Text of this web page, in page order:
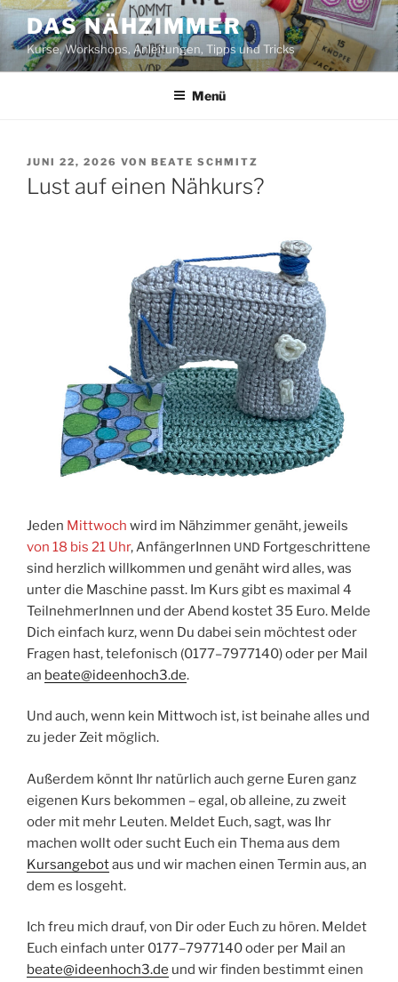
Zum
Inhalt
springen
DAS NÄHZIMMER
Kurse, Workshops, Anleitungen, Tipps und Tricks
Menü
VERÖFFENTLICHT
AM
JUNI 22, 2026 VON BEATE SCHMITZ
Lust auf einen Nähkurs?
Jeden Mitt­woch wird im Näh­zim­mer genäht, jeweils
von 18 bis 21 Uhr, Anfän­ge­rIn­nen UND Fort­ge­schrit­te­ne
sind herz­lich will­kom­men und genäht wird alles, was
unter die Maschi­ne passt. Im Kurs gibt es maxi­mal 4
Teil­neh­me­rIn­nen und der Abend kos­tet 35 Euro. Mel­de
Dich ein­fach kurz, wenn Du dabei sein möch­test oder
Fra­gen hast, tele­fo­nisch (0177–7977140) oder per Mail
an beate@ideenhoch3.de.
Und auch, wenn kein Mitt­woch ist, ist bei­na­he alles und
zu jeder Zeit möglich.
Außer­dem könnt Ihr natür­lich auch ger­ne Euren ganz
eige­nen Kurs bekom­men – egal, ob allei­ne, zu zweit
oder mit mehr Leu­ten. Mel­det Euch, sagt, was Ihr
machen wollt oder sucht Euch ein The­ma aus dem
Kurs­an­ge­botaus und wir machen einen Ter­min aus, an
dem es losgeht.
Ich freu mich drauf, von Dir oder Euch zu hören. Mel­det
Euch ein­fach unter 0177–7977140 oder per Mail an
beate@ideenhoch3.de und wir fin­den bestimmt einen